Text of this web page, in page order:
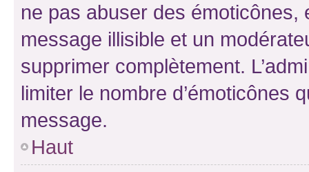
ne pas abuser des
message illisible et un
supprimer complètement.
limiter le nombre d’émoticônes
message.
Haut